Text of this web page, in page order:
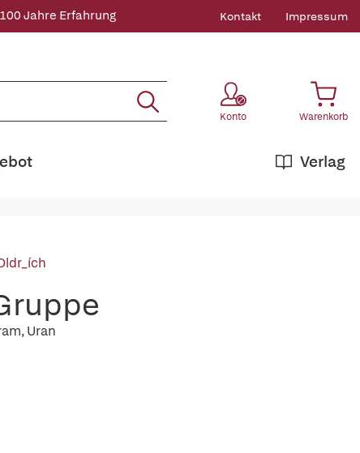
Jahre Erfahrung Kontakt Impressum
Konto Warenkorb
Verlag
Uran